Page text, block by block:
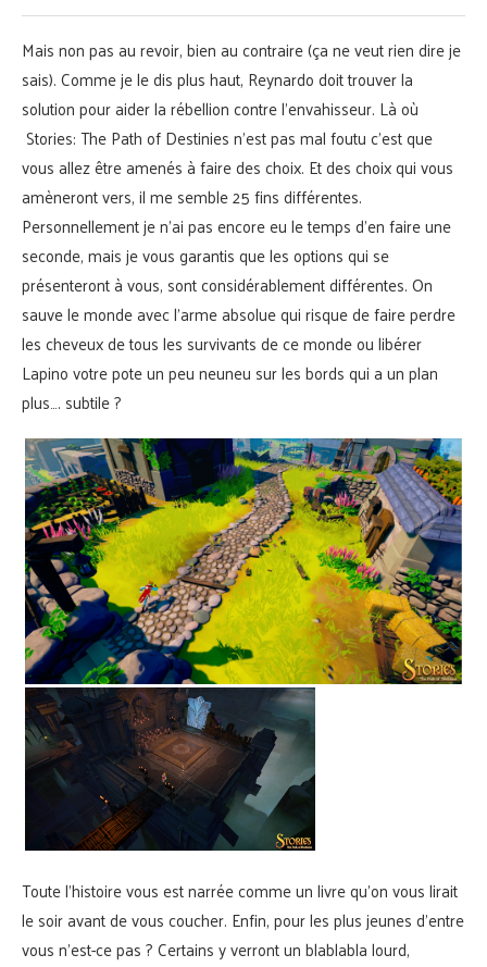
Mais non pas au revoir, bien au contraire (ça ne veut rien dire je
sais). Comme je le dis plus haut, Reynardo doit trouver la
solution pour aider la rébellion contre l’envahisseur. Là où
Stories: The Path of Destinies n’est pas mal foutu c’est que
vous allez être amenés à faire des choix. Et des choix qui vous
amèneront vers, il me semble 25 fins différentes.
Personnellement je n’ai pas encore eu le temps d’en faire une
seconde, mais je vous garantis que les options qui se
présenteront à vous, sont considérablement différentes. On
sauve le monde avec l’arme absolue qui risque de faire perdre
les cheveux de tous les survivants de ce monde ou libérer
Lapino votre pote un peu neuneu sur les bords qui a un plan
plus…. subtile ?
Toute l’histoire vous est narrée comme un livre qu’on vous lirait
le soir avant de vous coucher. Enfin, pour les plus jeunes d’entre
vous n’est-ce pas ? Certains y verront un blablabla lourd,